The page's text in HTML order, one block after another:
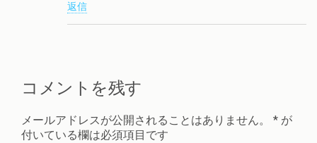
返信
コメントを残す
メールアドレスが公開されることはありません。 * が
付いている欄は必須項目です